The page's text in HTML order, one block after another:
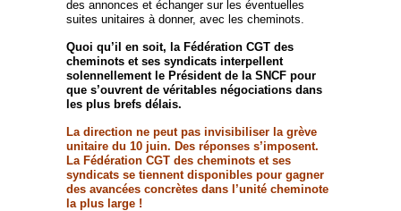
des annonces et échanger sur les éventuelles
suites unitaires à donner, avec les cheminots.
Quoi qu’il en soit, la Fédération CGT des
cheminots et ses syndicats interpellent
solennellement le Président de la SNCF pour
que s’ouvrent de véritables négociations dans
les plus brefs délais.
La direction ne peut pas invisibiliser la grève
unitaire du 10 juin. Des réponses s’imposent.
La Fédération CGT des cheminots et ses
syndicats se tiennent disponibles pour gagner
des avancées concrètes dans l’unité cheminote
la plus large !